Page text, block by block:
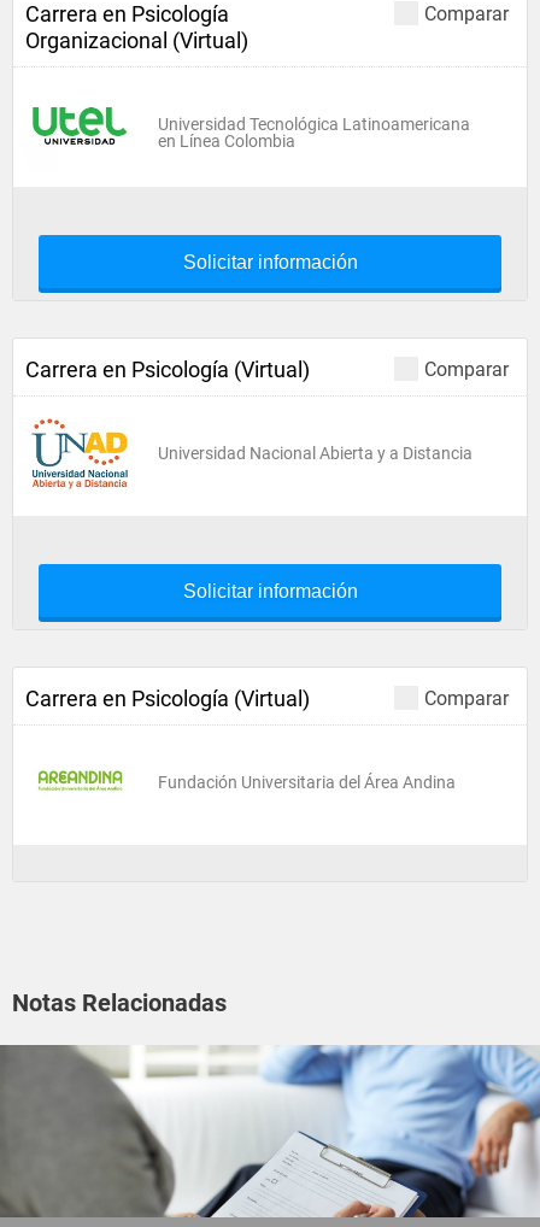
Comparar
Carrera en Psicología
Organizacional (Virtual)
Universidad Tecnológica Latinoamericana
en Línea Colombia
Solicitar información
Comparar
Carrera en Psicología (Virtual)
Universidad Nacional Abierta y a Distancia
Solicitar información
Comparar
Carrera en Psicología (Virtual)
Fundación Universitaria del Área Andina
Notas Relacionadas